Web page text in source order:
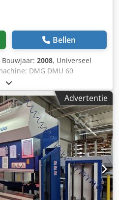
Bellen
Bouwjaar: 2008, Universeel
DMG DMU 60
iTNC 530 Bouwjaar:
TECHNISCHE GEGEVENS
Y-as: 560 mm Z-as: 560 mm
Iqjx Ackskr Aantal
12.000 t/min
Gereedschapswisselaar Aantal
rondtafel: Ø 600
Max. tafelbelasting: 500 kg
koeling (IKZ): bar
Heidenhain TS 649 Roto Clear
Olie-nevelafzuiging
Advertentie